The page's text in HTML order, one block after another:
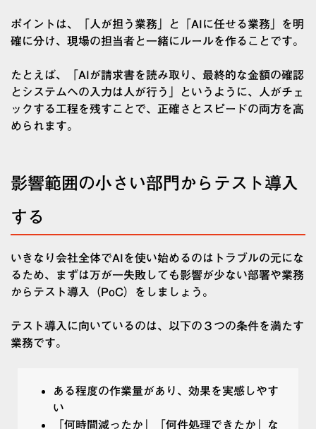
ポイントは、「人が担う業務」と「AIに任せる業務」を明
確に分け、現場の担当者と一緒にルールを作ることです。
たとえば、「AIが請求書を読み取り、最終的な金額の確認
とシステムへの入力は人が行う」というように、人がチェ
ックする工程を残すことで、正確さとスピードの両方を高
められます。
影響範囲の小さい部門からテスト導入
する
いきなり会社全体でAIを使い始めるのはトラブルの元にな
るため、まずは万が一失敗しても影響が少ない部署や業務
からテスト導入（PoC）をしましょう。
テスト導入に向いているのは、以下の３つの条件を満たす
業務です。
ある程度の作業量があり、効果を実感しやす
い
「何時間減ったか」「何件処理できたか」な